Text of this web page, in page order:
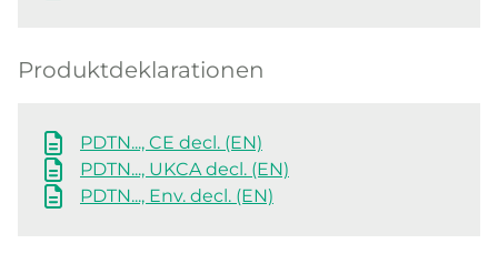
Produktdeklarationen
PDTN..., CE decl. (EN)
PDTN..., UKCA decl. (EN)
PDTN..., Env. decl. (EN)